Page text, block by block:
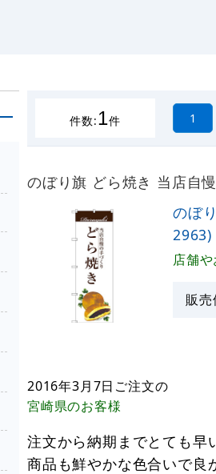
件数:1件 1
のぼり旗 どら焼き 当店自
のぼ
2963)
店舗
販売
2016年3月7日 ご注文の
宮崎県のお客様
注文から納期までとても早
商品も鮮やかな色合いで良